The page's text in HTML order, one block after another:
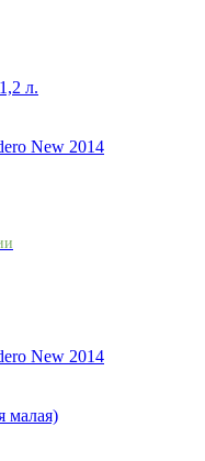
л.
New 2014
New 2014
малая)